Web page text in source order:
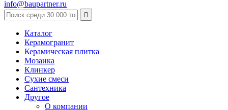
info@baupartner.ru

Каталог
Керамогранит
Керамическая плитка
Мозаика
Клинкер
Сухие смеси
Сантехника
Другое
О компании